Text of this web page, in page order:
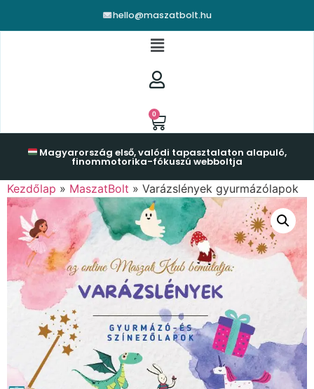
hello@maszatbolt.hu
0
Magyarország első, valódi tapasztalaton alapuló,
finommotorika-fókuszú webboltja
Kezdőlap » MaszatBolt » Varázslények gyurmázólapok